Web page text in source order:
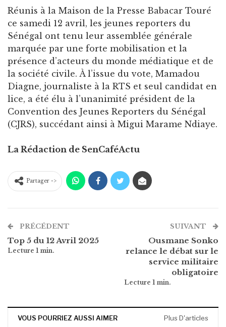
Réunis à la Maison de la Presse Babacar Touré
ce samedi 12 avril, les jeunes reporters du
Sénégal ont tenu leur assemblée générale
marquée par une forte mobilisation et la
présence d’acteurs du monde médiatique et de
la société civile. À l’issue du vote, Mamadou
Diagne, journaliste à la RTS et seul candidat en
lice, a été élu à l’unanimité président de la
Convention des Jeunes Reporters du Sénégal
(CJRS), succédant ainsi à Migui Marame Ndiaye.
La Rédaction de SenCaféActu
Partager ->
PRÉCÉDENT
Top 5 du 12 Avril 2025
SUIVANT
Ousmane Sonko
relance le débat sur le
service militaire
obligatoire
VOUS POURRIEZ AUSSI AIMER Plus D'articles